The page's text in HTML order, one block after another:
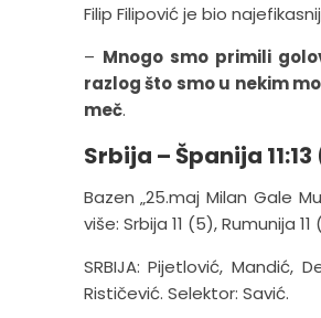
Filip Filipović je bio
– Mnogo smo primili
razlog što smo u nekim
meč.
Srbija – Španija 11:13
Bazen „25.maj Milan Gale
više: Srbija 11 (5), Rumunija
SRBIJA: Pijetlović, Mandić,
Rističević. Selektor: Savić.